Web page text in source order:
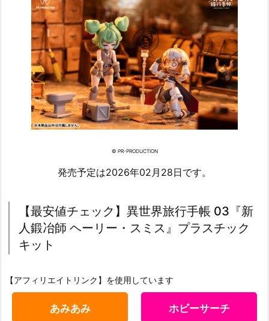
© PR-PRODUCTION
発売予定は2026年02月28日です。
【最安値チェック】異世界旅行手帳 03『新
人鍛冶師 ヘーリー・スミス』プラスチック
キット
【アフィリエイトリンク】を使用しています
あみあみ ホビーサーチ